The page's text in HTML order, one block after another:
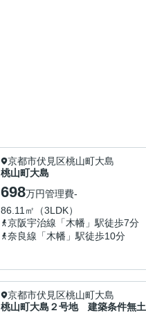
京都市伏見区桃山町大島
桃山町大島
698万円管理費-
86.11㎡（3LDK）
京阪宇治線「木幡」駅徒歩7分
奈良線「木幡」駅徒歩10分
京都市伏見区桃山町大島
桃山町大島２号地 建築条件無土